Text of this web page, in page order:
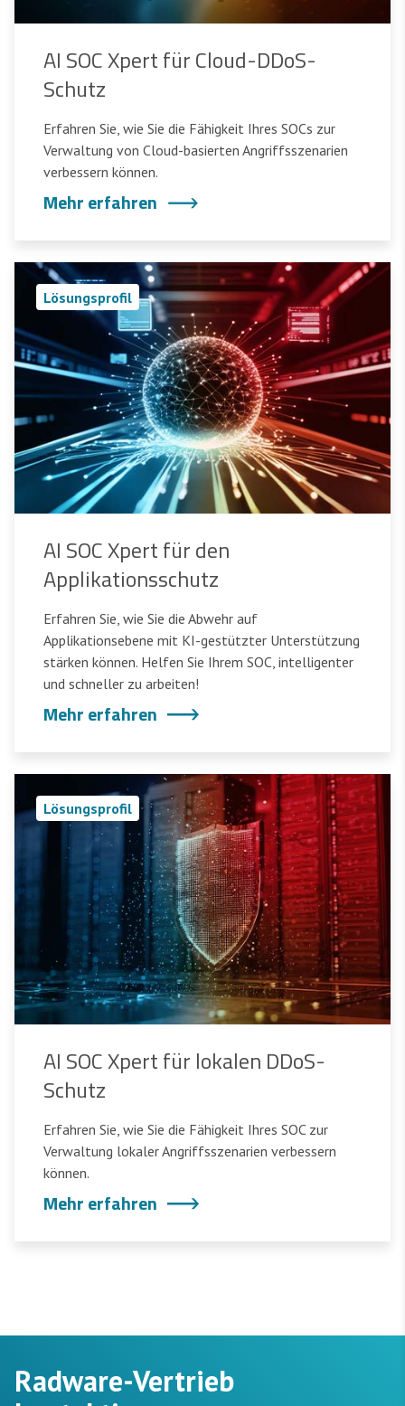
AI SOC Xpert für Cloud-DDoS-
Schutz
Erfahren Sie, wie Sie die Fähigkeit Ihres SOCs zur
Verwaltung von Cloud-basierten Angriffsszenarien
verbessern können.
Mehr erfahren
Lösungsprofil
AI SOC Xpert für den
Applikationsschutz
Erfahren Sie, wie Sie die Abwehr auf
Applikationsebene mit KI-gestützter Unterstützung
stärken können. Helfen Sie Ihrem SOC, intelligenter
und schneller zu arbeiten!
Mehr erfahren
Lösungsprofil
AI SOC Xpert für lokalen DDoS-
Schutz
Erfahren Sie, wie Sie die Fähigkeit Ihres SOC zur
Verwaltung lokaler Angriffsszenarien verbessern
können.
Mehr erfahren
Radware-Vertrieb